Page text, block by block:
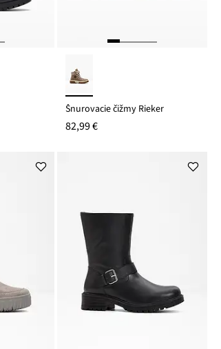
Šnurovacie čižmy Rieker
82,99 €